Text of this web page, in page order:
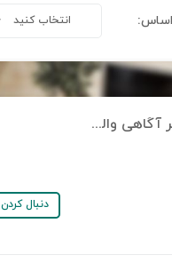
انتخاب کنید
سفیر آگاهی والدین امروز
دنبال کردن